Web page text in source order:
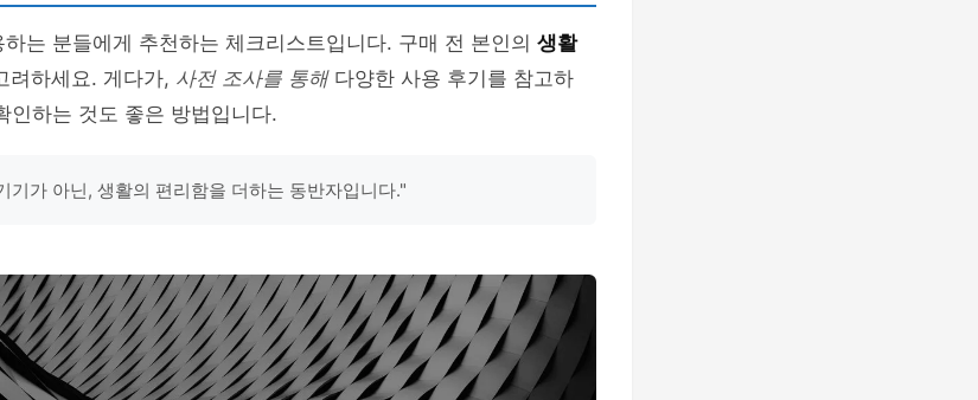
는 분들에게 추천하는 체크리스트입니다. 구매 전 본인의 생활
려하세요. 게다가, 사전 조사를 통해다양한 사용 후기를 참고하
인하는 것도 좋은 방법입니다.
기가 아닌, 생활의 편리함을 더하는 동반자입니다."